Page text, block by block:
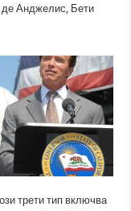
де Анджелис, Бети
трети тип включва